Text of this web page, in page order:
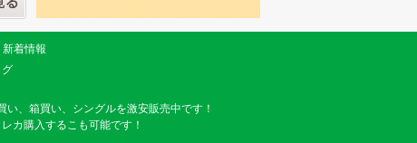
新着情報
グ
、箱買い、シングルを激安販売中です！
カ購入するこも可能です！